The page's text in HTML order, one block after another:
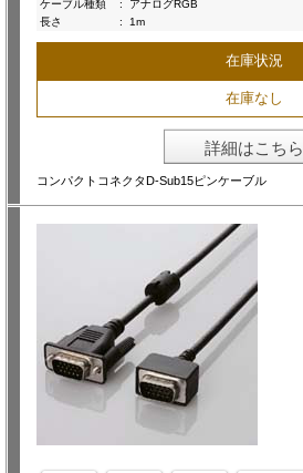
ケーブル種類
:
アナログRGB
長さ
: 1m
在庫状況
在庫なし
詳細はこちら
コンパクトコネクタD-Sub15ピンケーブル